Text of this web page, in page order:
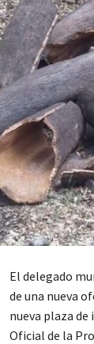
El delegado
de una nueva
nueva plaza
Oficial de la